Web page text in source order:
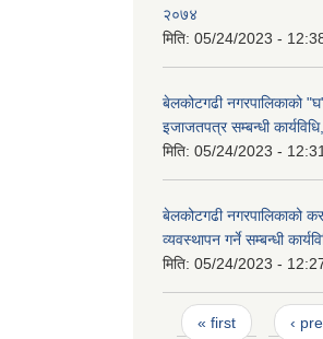
२०७४
मिति: 05/24/2023 -
बेलकोटगढी नगरपालिकाको "घ"
इजाजतपत्र सम्बन्धी
मिति: 05/24/2023 - 12:31
बेलकोटगढी नगरपालिकाको
व्यवस्थापन गर्ने सम्बन्धी
मिति: 05/24/2023 -
Pages
« first ‹